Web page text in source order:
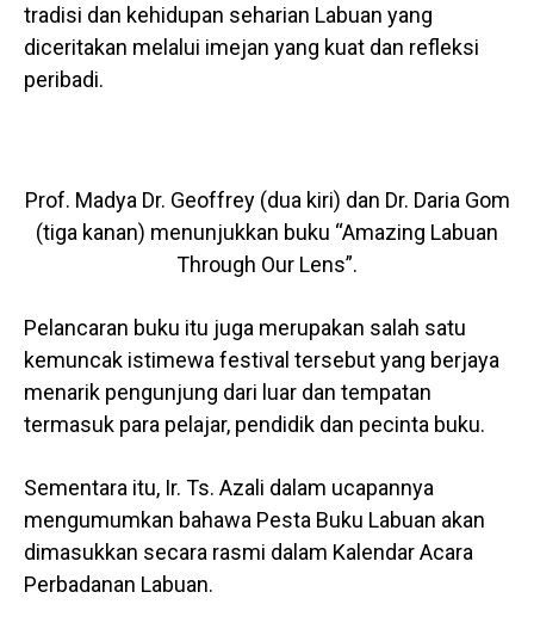
tradisi dan kehidupan seharian Labuan yang
diceritakan melalui imejan yang kuat dan refleksi
peribadi.
Prof. Madya Dr. Geoffrey (dua kiri) dan Dr. Daria Gom
(tiga kanan) menunjukkan buku “Amazing Labuan
Through Our Lens”.
Pelancaran buku itu juga merupakan salah satu
kemuncak istimewa festival tersebut yang berjaya
menarik pengunjung dari luar dan tempatan
termasuk para pelajar, pendidik dan pecinta buku.
Sementara itu, Ir. Ts. Azali dalam ucapannya
mengumumkan bahawa Pesta Buku Labuan akan
dimasukkan secara rasmi dalam Kalendar Acara
Perbadanan Labuan.